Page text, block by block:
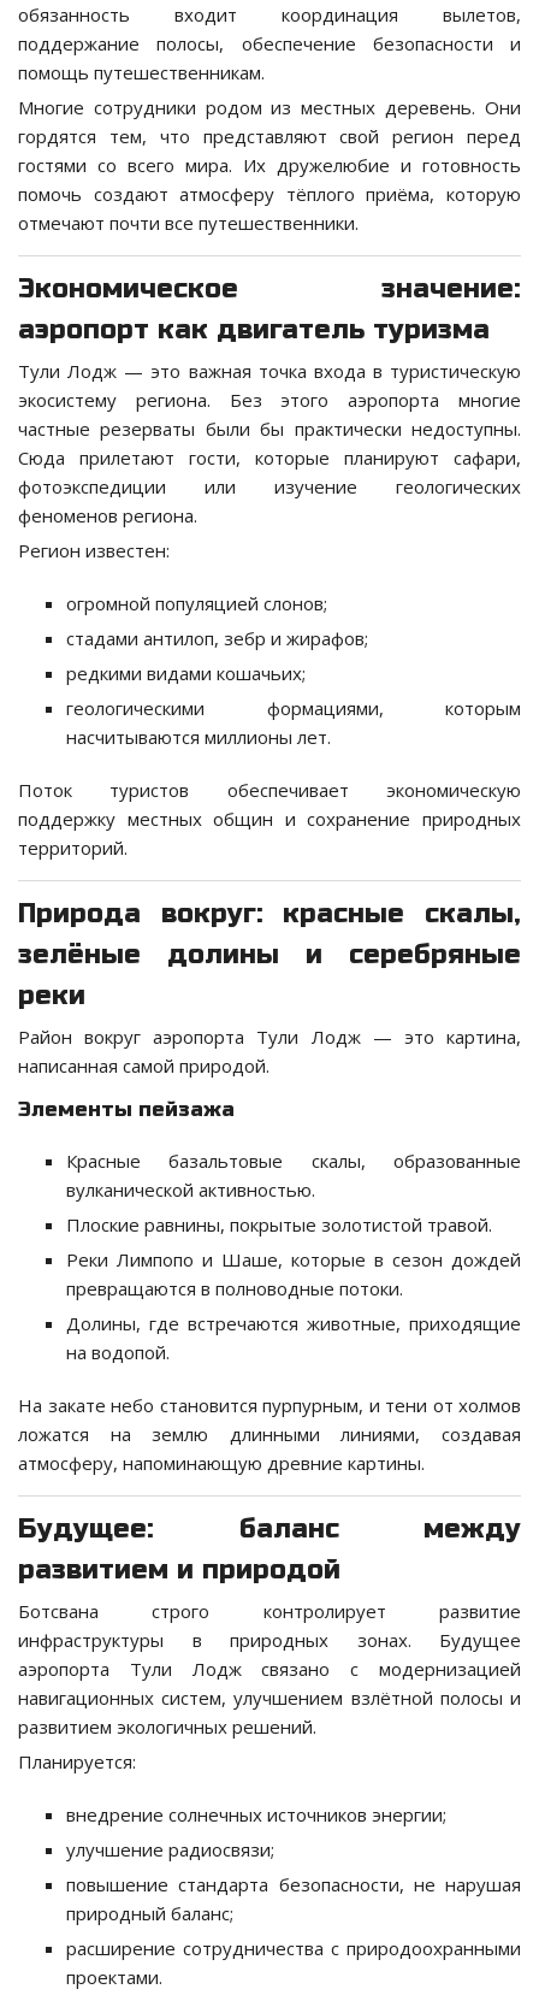
обязанность входит координация вылетов,
поддержание полосы, обеспечение безопасности и
помощь путешественникам.
Многие сотрудники родом из местных деревень. Они
гордятся тем, что представляют свой регион перед
гостями со всего мира. Их дружелюбие и готовность
помочь создают атмосферу тёплого приёма, которую
отмечают почти все путешественники.
Экономическое значение:
аэропорт как двигатель туризма
Тули Лодж — это важная точка входа в туристическую
экосистему региона. Без этого аэропорта многие
частные резерваты были бы практически недоступны.
Сюда прилетают гости, которые планируют сафари,
фотоэкспедиции или изучение геологических
феноменов региона.
Регион известен:
огромной популяцией слонов;
стадами антилоп, зебр и жирафов;
редкими видами кошачьих;
геологическими формациями, которым
насчитываются миллионы лет.
Поток туристов обеспечивает экономическую
поддержку местных общин и сохранение природных
территорий.
Природа вокруг: красные скалы,
зелёные долины и серебряные
реки
Район вокруг аэропорта Тули Лодж — это картина,
написанная самой природой.
Элементы пейзажа
Красные базальтовые скалы, образованные
вулканической активностью.
Плоские равнины, покрытые золотистой травой.
Реки Лимпопо и Шаше, которые в сезон дождей
превращаются в полноводные потоки.
Долины, где встречаются животные, приходящие
на водопой.
На закате небо становится пурпурным, и тени от холмов
ложатся на землю длинными линиями, создавая
атмосферу, напоминающую древние картины.
Будущее: баланс между
развитием и природой
Ботсвана строго контролирует развитие
инфраструктуры в природных зонах. Будущее
аэропорта Тули Лодж связано с модернизацией
навигационных систем, улучшением взлётной полосы и
развитием экологичных решений.
Планируется:
внедрение солнечных источников энергии;
улучшение радиосвязи;
повышение стандарта безопасности, не нарушая
природный баланс;
расширение сотрудничества с природоохранными
проектами.